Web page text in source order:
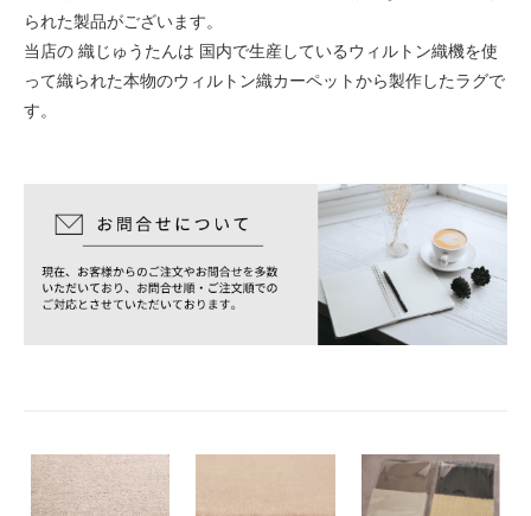
られた製品がございます。
当店の 織じゅうたんは 国内で生産しているウィルトン織機を使
って織られた本物のウィルトン織カーペットから製作したラグで
す。